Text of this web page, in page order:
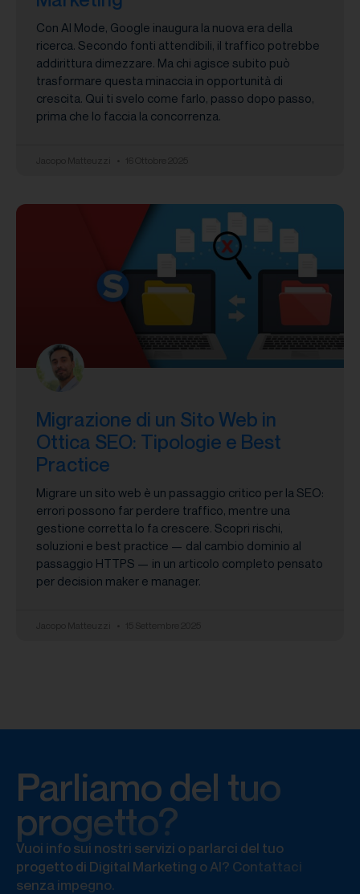
Con AI Mode, Google inaugura la nuova era della
ricerca. Secondo fonti attendibili, il traffico potrebbe
addirittura dimezzare. Ma chi agisce subito può
trasformare questa minaccia in opportunità di
crescita. Qui ti svelo come farlo, passo dopo passo,
prima che lo faccia la concorrenza.
Migrazione di un Sito Web in
Ottica SEO: Tipologie e Best
Practice
Migrare un sito web è un passaggio critico per la SEO:
errori possono far perdere traffico, mentre una
gestione corretta lo fa crescere. Scopri rischi,
soluzioni e best practice — dal cambio dominio al
passaggio HTTPS — in un articolo completo pensato
per decision maker e manager.
Parliamo del tuo
progetto?
Vuoi info sui nostri servizi o parlarci del tuo
progetto di Digital Marketing o AI? Contattaci
senza impegno.